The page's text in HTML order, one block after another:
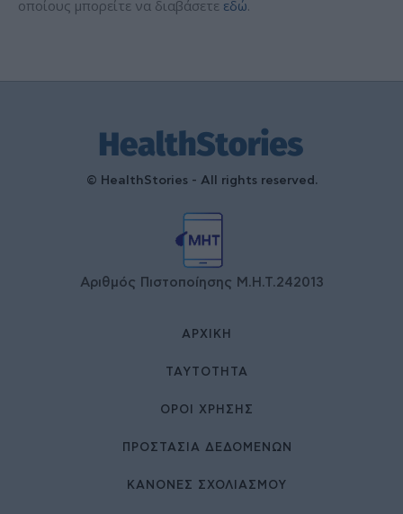
οποίους μπορείτε να διαβάσετε εδώ.
© HealthStories - All rights reserved.
Αριθμός Πιστοποίησης Μ.Η.Τ.242013
ΑΡΧΙΚΉ
ΤΑΥΤΌΤΗΤΑ
ΌΡΟΙ ΧΡΉΣΗΣ
ΠΡΟΣΤΑΣΙΑ ΔΕΔΟΜΕΝΩΝ
ΚΑΝΟΝΕΣ ΣΧΟΛΙΑΣΜΟΥ